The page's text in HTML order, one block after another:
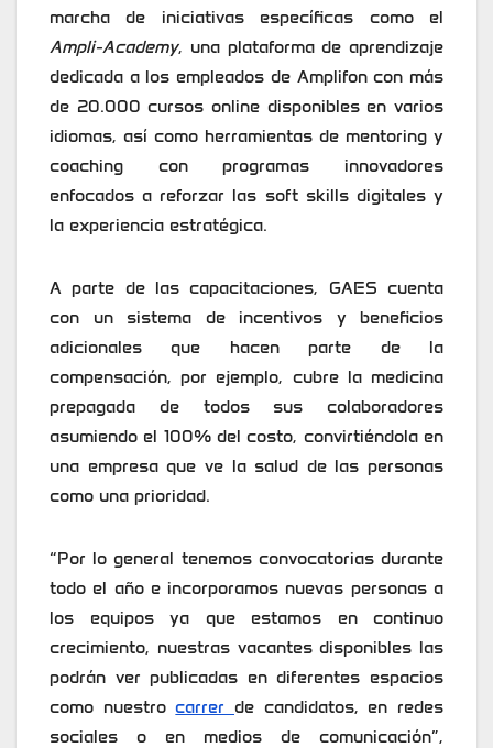
marcha de iniciativas específicas como el
Ampli-Academy, una plataforma de aprendizaje
dedicada a los empleados de Amplifon con más
de 20.000 cursos online disponibles en varios
idiomas, así como herramientas de mentoring y
coaching con programas innovadores
enfocados a reforzar las soft skills digitales y
la experiencia estratégica.
A parte de las capacitaciones, GAES cuenta
con un sistema de incentivos y beneficios
adicionales que hacen parte de la
compensación, por ejemplo, cubre la medicina
prepagada de todos sus colaboradores
asumiendo el 100% del costo, convirtiéndola en
una empresa que ve la salud de las personas
como una prioridad.
“Por lo general tenemos convocatorias durante
todo el año e incorporamos nuevas personas a
los equipos ya que estamos en continuo
crecimiento, nuestras vacantes disponibles las
podrán ver publicadas en diferentes espacios
como nuestrocarrerde candidatos, en redes
sociales o en medios de comunicación”,